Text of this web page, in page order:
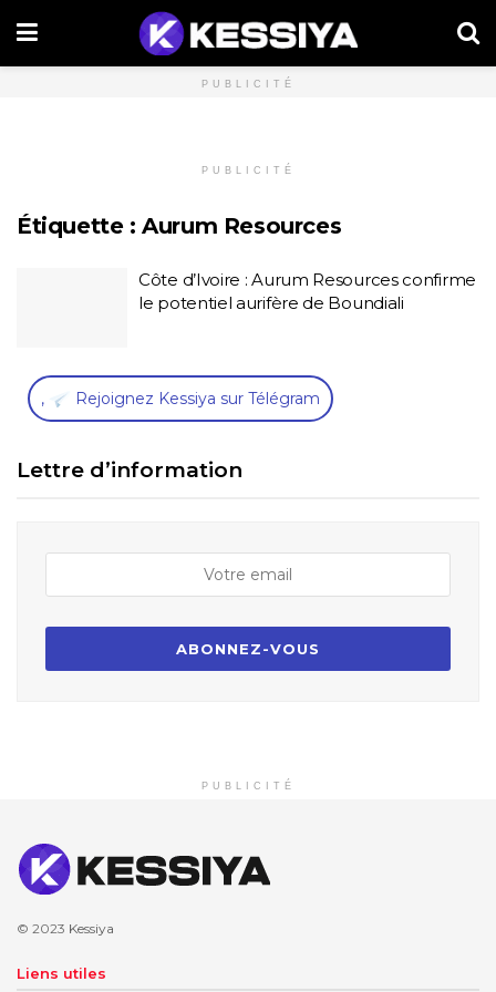
PUBLICITÉ
PUBLICITÉ
Étiquette :Aurum Resources
Côte d’Ivoire : Aurum Resources confirme
le potentiel aurifère de Boundiali
, Rejoignez Kessiya sur Télégram
Lettre d’information
PUBLICITÉ
© 2023 Kessiya
Liens utiles